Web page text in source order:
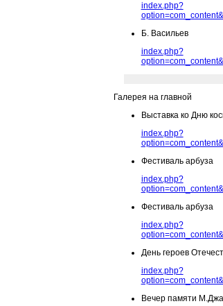
index.php?
Б. Васильев
index.php?
Галерея на главной
Выставка ко Дню
index.php?
Фестиваль арбуза
index.php?
Фестиваль арбуза
index.php?
День героев
index.php?
Вечер памяти